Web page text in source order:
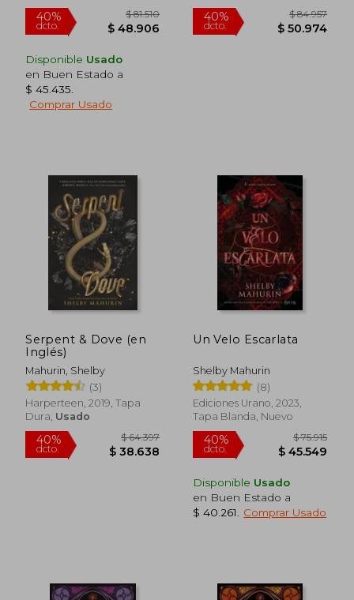
50%
dcto.
40%
dcto.
$ 81.510
$ 48.906
Disponible Usado
en Buen Estado a
$ 45.435
Comprar Usado
40%
dcto.
$
$
Serpent & Dove (en
Inglés)
Mahurin, Shelby
(3)
Harperteen, 2019, Tapa
Dura, Usado
Un Velo Escarlata
Shelby Mahurin
(8)
Ediciones Urano, 2023,
Tapa Blanda, Nuevo
Disponible Usado
en Buen Estado a
$ 40.261
Comprar Usado